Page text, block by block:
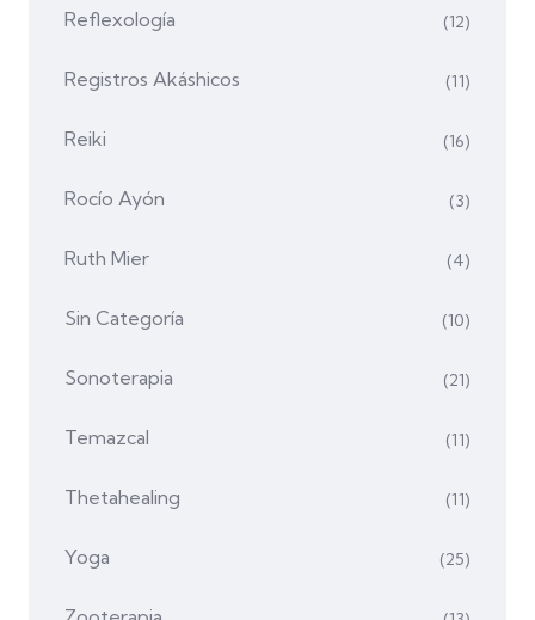
Reflexología (12)
Registros Akáshicos (11)
Reiki (16)
Rocío Ayón (3)
Ruth Mier (4)
Sin Categoría (10)
Sonoterapia (21)
Temazcal (11)
Thetahealing (11)
Yoga (25)